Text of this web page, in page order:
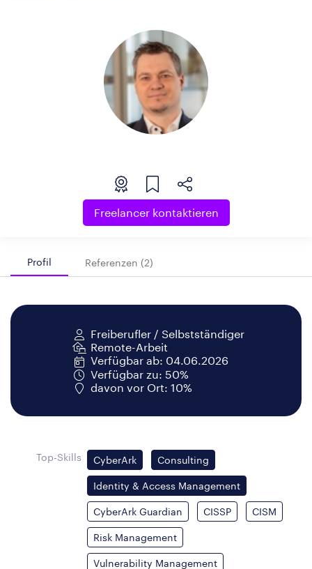
Freelancer kontaktieren
Profil Referenzen (2)
Freiberufler / Selbstständiger
Remote-Arbeit
Verfügbar ab: 04.06.2026
Verfügbar zu: 50%
davon vor Ort: 10%
Top-Skills CyberArk Consulting
Identity & Access Management
CyberArk Guardian CISSP CISM
Risk Management
Vulnerability Management